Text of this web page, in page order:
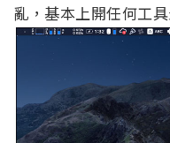
亂，基本上開任何工